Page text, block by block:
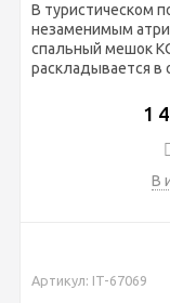
В туристическом
незаменимым
спальный мешок
раскладывается
1
В
Артикул: IT-67069